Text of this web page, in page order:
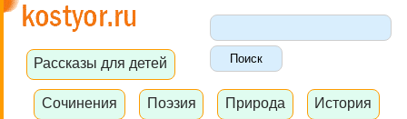
Рассказы для детей
Сочинения Поэзия Природа История